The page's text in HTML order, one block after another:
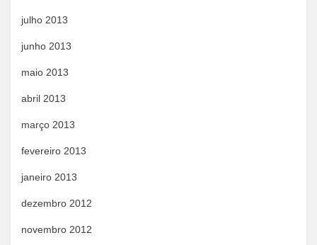
julho 2013
junho 2013
maio 2013
abril 2013
março 2013
fevereiro 2013
janeiro 2013
dezembro 2012
novembro 2012